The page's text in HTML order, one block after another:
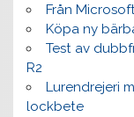
Från
Köpa ny
Test av
R2
Lurendrejeri
lockbete